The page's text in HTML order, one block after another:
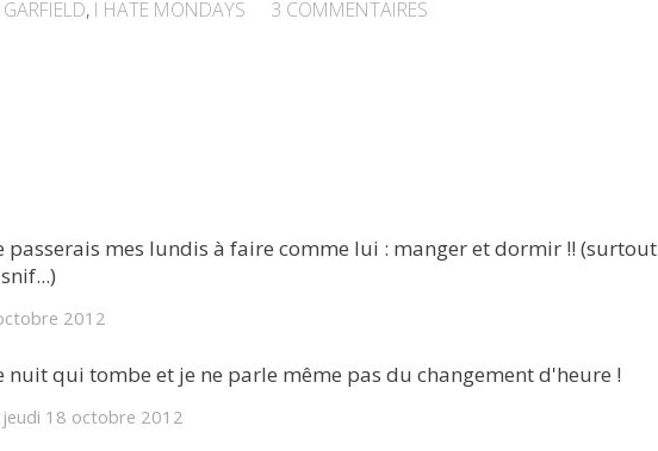
GARFIELD, I HATE MONDAYS 3 COMMENTAIRES
passerais mes lundis à faire comme lui : manger et dormir !! (surtout
2012
nuit qui tombe et je ne parle même pas du changement d'heure !
jeudi 18 octobre 2012